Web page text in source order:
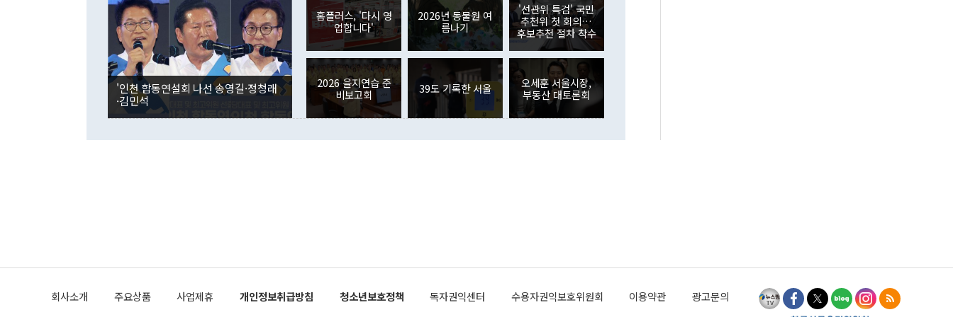
은 "그것은 외교부의 몫"이라며 "아직 거기까지 진도가 나가지 않았다"고
잘랐다. 정 장관이 이날 소개한 대북 구상과 설명은 정부 내 조율을 거치지
않았다는 점에서 문제가 있다. 특히 주적 표현 대체와 국호 사용, 9·19 군
사합의 복원, 4자회담 추진 등은 통일부 장관이 결정할 사안이 아니어서 월
권이라는 지적이 나오고 있다. 이 대통령은 정 장관의 업무보고를 듣고 난
뒤 "여기 업무보고에 발표했다고 승인난 건 아니다"라고 재차 확인했다. 정
부의 한 소식통은 "정 장관의 발언 내용은 대부분 국가안전보장회의(NSC)
를 거쳐 결정된 사안이 아닌 정 장관의 개인적 생각에 가깝다"며 "안보 관
련 부처 장관이 정부의 공식 정책이 아닌 사안을 추진하겠다고 업무보고를
하고 대통령의 면전에서 '국군통수권자가 나서야 한다'고 주장한 것은 심각
이나 미국은 북한에 선비핵화를 공식적으로 요구한 적이 없기 때문이다. 지
공하는 방식으로 이뤄졌다. 1994년 북·미 제네바 기본합의는 핵시설 동결
인의 해외투자가 80억1000만달러, 외국인의 국내투자가 46억3000만달러
각각 증가했다. 증권투자에서는 외국인의 국내 주식 매도세가 이어졌다. 외
국인의 국내 주식 투자는 차익실현 매도 등의 영향으로 316억1000만달러
감소하며 전월(-310억5000만달러)에 이어 역대 최대 순매도 기록을 다시
경신했다. 외국인의 국내 채권투자는 세계국채지수(WGBI) 자금 유입에도
분기 말 만기도래 영향으로 증가 폭이 줄어든 52억9000만달러를 기록했
다. 내국인의 해외 증권투자는 주식을 중심으로 35억6000만달러 증가했
다. eoyn2@newspim.com
'인천 합동연설회 나선 송영길·정청래
·김민석
홈플러스, '다시 영
업합니다'
2026년 동물원 여
름나기
'선관위 특검' 국민
추천위 첫 회의…
후보추천 절차 착수
2026 을지연습 준
비보고회
39도 기록한 서울
오세훈 서울시장,
부동산 대토론회
회사소개 주요상품 사업제휴 개인정보취급방침 청소년보호정책 독자권익센터 수용자권익보호위원회 이용약관 광고문의